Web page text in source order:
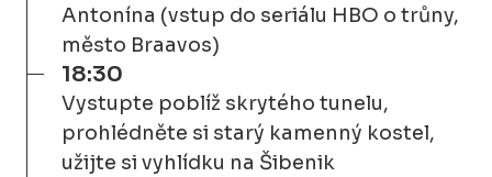
Antonína (vstup do seriálu HBO o trůny,
město Braavos)
18:30
Vystupte poblíž skrytého tunelu,
prohlédněte si starý kamenný kostel,
užijte si vyhlídku na Šibenik